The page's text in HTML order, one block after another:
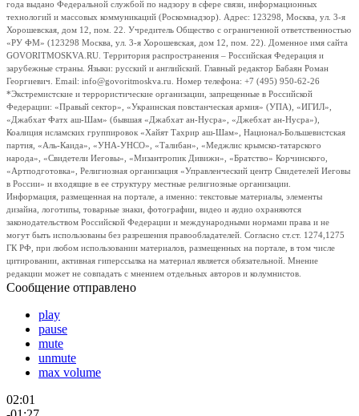
года выдано Федеральной службой по надзору в сфере связи, информационных
технологий и массовых коммуникаций (Роскомнадзор). Адрес: 123298, Москва, ул. 3-я
Хорошевская, дом 12, пом. 22. Учредитель Общество с ограниченной ответственностью
«РУ ФМ» (123298 Москва, ул. 3-я Хорошевская, дом 12, пом. 22). Доменное имя сайта
GOVORITMOSKVA.RU. Территория распространения – Российская Федерация и
зарубежные страны. Языки: русский и английский. Главный редактор Бабаян Роман
Георгиевич. Email: info@govoritmoskva.ru. Номер телефона: +7 (495) 950-62-26
*Экстремистские и террористические организации, запрещенные в Российской
Федерации: «Правый сектор», «Украинская повстанческая армия» (УПА), «ИГИЛ»,
«Джабхат Фатх аш-Шам» (бывшая «Джабхат ан-Нусра», «Джебхат ан-Нусра»),
Коалиция исламских группировок «Хайят Тахрир аш-Шам», Национал-Большевистская
партия, «Аль-Каида», «УНА-УНСО», «Талибан», «Меджлис крымско-татарского
народа», «Свидетели Иеговы», «Мизантропик Дивижн», «Братство» Корчинского,
«Артподготовка», Религиозная организация «Управленческий центр Свидетелей Иеговы
в России» и входящие в ее структуру местные религиозные организации.
Информация, размещенная на портале, а именно: текстовые материалы, элементы
дизайна, логотипы, товарные знаки, фотографии, видео и аудио охраняются
законодательством Российской Федерации и международными нормами права и не
могут быть использованы без разрешения правообладателей. Согласно ст.ст. 1274,1275
ГК РФ, при любом использовании материалов, размещенных на портале, в том числе
цитировании, активная гиперссылка на материал является обязательной. Мнение
редакции может не совпадать с мнением отдельных авторов и колумнистов.
Сообщение отправлено
play
pause
mute
unmute
max volume
02:01